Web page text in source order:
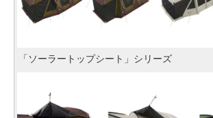
「ソーラートップシート」シリーズ